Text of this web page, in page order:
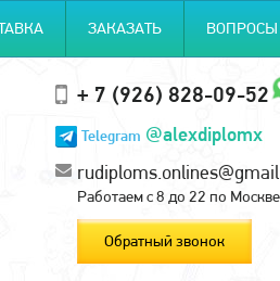
ЗАКАЗАТЬ ВОПРОСЫ
+ 7 (926) 828-09-52
Telegram @alexdiplomx
Работаем с 8 до 22 по Москве
Обратный звонок